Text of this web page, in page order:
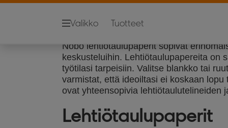
Valikko Tuotteet
Nobo lehtiötaulupaperit sopivat
keskusteluihin. Lehtiötaulupapereita on
työtilasi tarpeisiin. Valitse blankko tai
varmistat, että ideoiltasi ei koskaan
ovat yhteensopivia lehtiötaulutelineiden
Lehtiötaulupaperit